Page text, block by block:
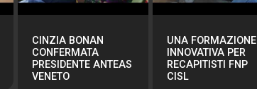
CINZIA BONAN
CONFERMATA
PRESIDENTE ANTEAS
VENETO
UNA FORMAZIONE
INNOVATIVA PER
RECAPITISTI FNP
CISL